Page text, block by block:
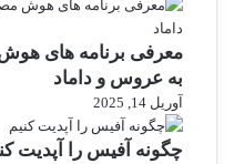
معرفی برنامه های
به عروس و داماد
آوریل 14, 2025
چگونه آفیس را آپدیت